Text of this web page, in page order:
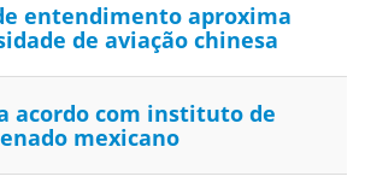
entendimento aproxima
de aviação chinesa
acordo com instituto de
mexicano